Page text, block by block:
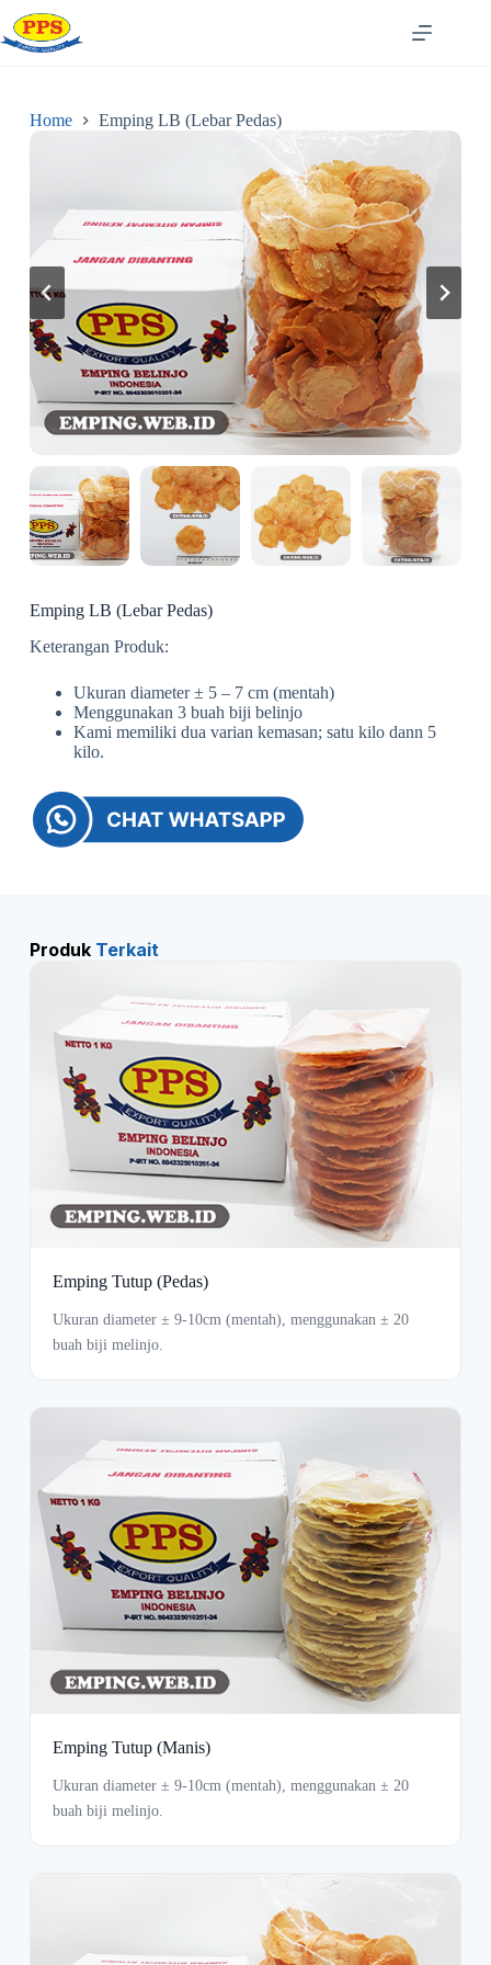
content
Home Emping LB (Lebar Pedas)
Emping LB (Lebar Pedas)
Keterangan Produk:
Ukuran diameter ± 5 – 7 cm (mentah)
Menggunakan 3 buah biji belinjo
Kami memiliki dua varian kemasan; satu kilo dann 5
kilo.
Produk Terkait
Emping Tutup (Pedas)
Ukuran diameter ± 9-10cm (mentah), menggunakan ± 20
buah biji melinjo.
Emping Tutup (Manis)
Ukuran diameter ± 9-10cm (mentah), menggunakan ± 20
buah biji melinjo.